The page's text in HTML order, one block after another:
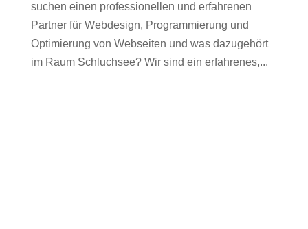
suchen einen professionellen und erfahrenen
Partner für Webdesign, Programmierung und
Optimierung von Webseiten und was dazugehört
im Raum Schluchsee? Wir sind ein erfahrenes,...